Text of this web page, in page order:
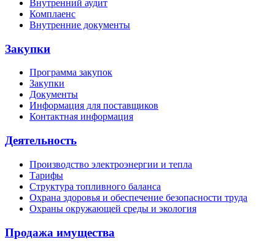
Внутренний аудит
Комплаенс
Внутренние документы
Закупки
Программа закупок
Закупки
Документы
Информация для поставщиков
Контактная информация
Деятельность
Производство электроэнергии и тепла
Тарифы
Структура топливного баланса
Охрана здоровья и обеспечение безопасности труда
Охраны окружающей среды и экология
Продажа имущества